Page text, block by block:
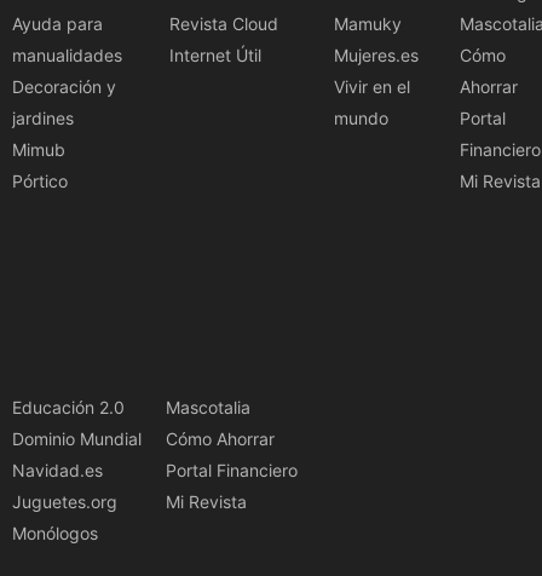
Ayuda para
manualidades
Decoración y
jardines
Mimub
Pórtico
Revista Cloud
Internet Útil
Mamuky
Mujeres.es
Vivir en el
mundo
Cómo
Ahorrar
Portal
Financiero
Mi Revista
Educación 2.0
Dominio Mundial
Navidad.es
Juguetes.org
Monólogos
Mascotalia
Cómo Ahorrar
Portal Financiero
Mi Revista